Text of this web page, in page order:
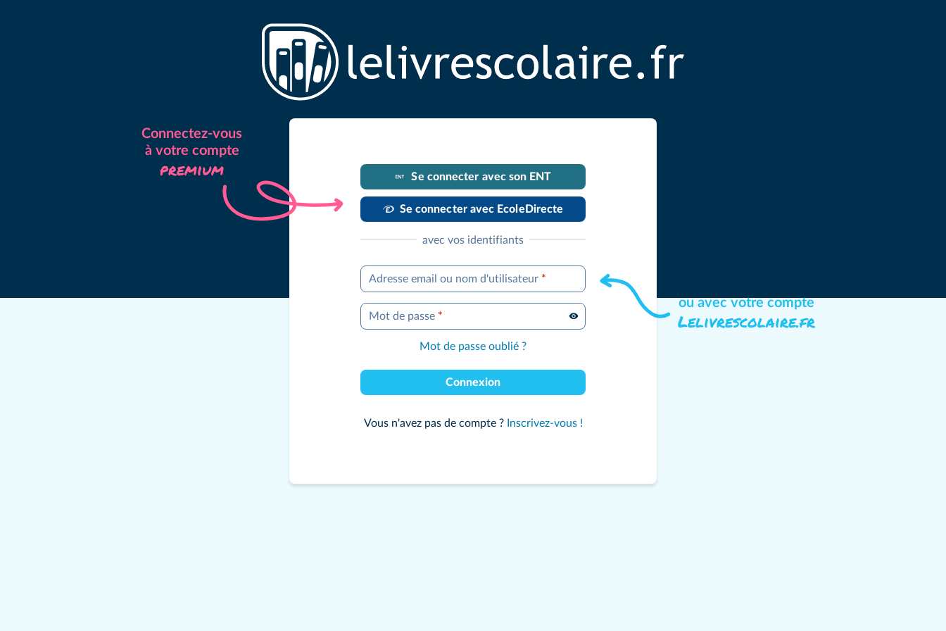
ou avec votre compte
Lelivrescolaire.fr
Connectez-vous
à votre compte
premium Se connecter avec son ENT
Se connecter avec EcoleDirecte
avec vos identifiants
Adresse email ou nom d'utilisateur *
Mot de passe *
Mot de passe oublié ?
Connexion
Vous n'avez pas de compte ? Inscrivez-vous !